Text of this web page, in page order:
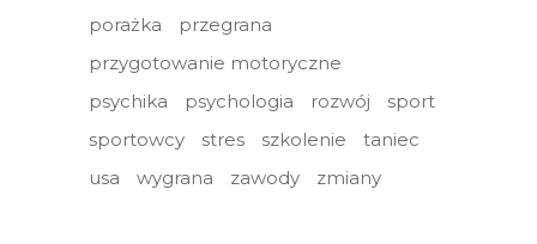
porażka
przegrana
przygotowanie motoryczne
psychika
psychologia rozwój
sport
sportowcy
stres szkolenie
taniec
usa
wygrana zawody zmiany